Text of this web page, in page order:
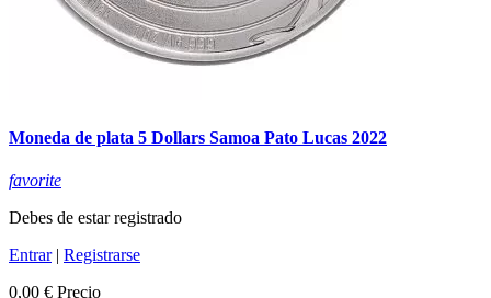
Moneda de plata 5 Dollars Samoa Pato Lucas 2022
favorite
Debes de estar registrado
Entrar| Registrarse
0,00 € Precio